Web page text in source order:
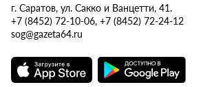
г. Саратов, ул. Сакко и Ванцетти, 41.
+7 (8452) 72-10-06, +7 (8452) 72-24-12
sog@gazeta64.ru